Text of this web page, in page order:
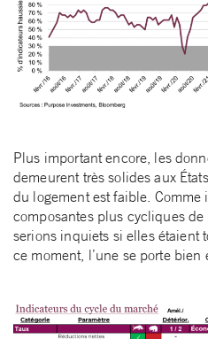
Plus important encore, les
demeurent très solides aux
du logement est faible. Comme
composantes plus cycliques
serions inquiets si elles étaient
ce moment, l’une se porte bien